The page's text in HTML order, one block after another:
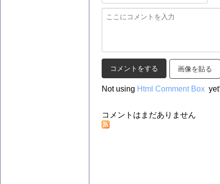
画像を貼る
Not using Html Comment Box
コメントはまだありません